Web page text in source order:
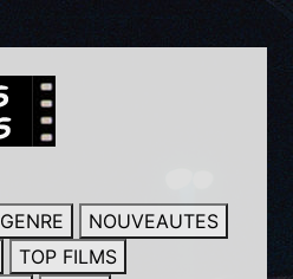
GENRE
NOUVEAUTES
TOP FILMS